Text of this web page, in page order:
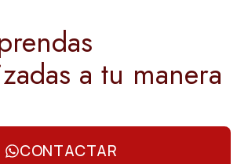
a tu manera
CONTACTAR